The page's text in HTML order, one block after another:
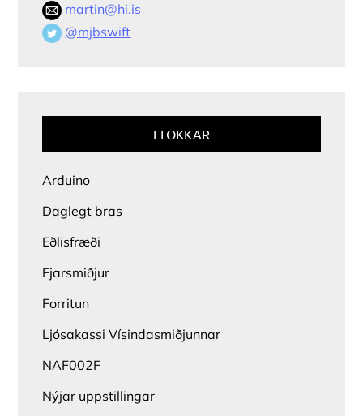
martin@hi.is
@mjbswift
FLOKKAR
Arduino
Daglegt bras
Eðlisfræði
Fjarsmiðjur
Forritun
Ljósakassi Vísindasmiðjunnar
NAF002F
Nýjar uppstillingar